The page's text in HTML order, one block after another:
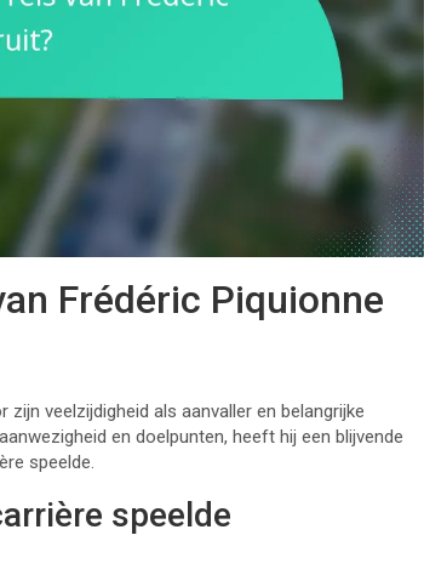
Frédéric Piquionne
veelzijdigheid als aanvaller en belangrijke
en doelpunten, heeft hij een blijvende
speelde.
speelde